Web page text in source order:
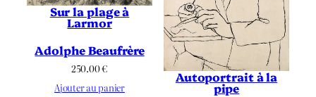
Sur la plage à
Larmor
Adolphe Beaufrère
250.00€
Ajouter au panier
Autoportrait à la
pipe